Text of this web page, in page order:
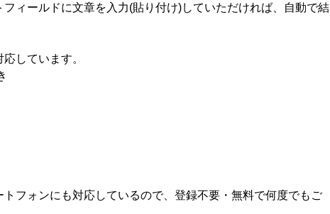
ィールドに文章を入力(貼り付け)していただければ、自動で結
しています。
フォンにも対応しているので、登録不要・無料で何度でもご